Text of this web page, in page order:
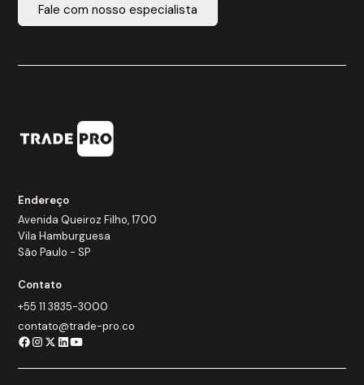
Fale com nosso especialista
Endereço
Avenida Queiroz Filho, 1700
Vila Hamburguesa
São Paulo - SP
Contato
+55 11 3835-3000
contato@trade-pro.co